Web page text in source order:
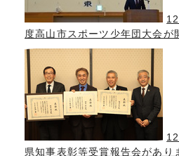
度高山市スポーツ少年団大会が
県知事表彰等受賞報告会があり